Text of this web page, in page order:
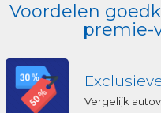
Voordelen
premie-
Vergelijk